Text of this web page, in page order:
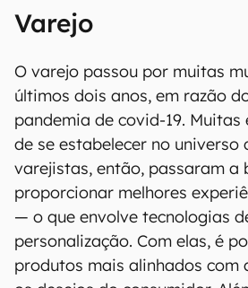
Varejo
O varejo passou por muitas
últimos dois anos, em razão
pandemia de covid-19.
de se estabelecer no universo
varejistas, então, passaram a
proporcionar melhores
— o que envolve tecnologias
personalização. Com elas, é
produtos mais alinhados com